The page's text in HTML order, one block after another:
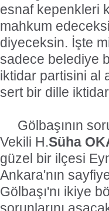
esnaf kepenkleri
mahkum
diyeceksin. İşte
sadece belediye
iktidar partisini al
sert bir dille
Gölbaşının
Vekili H.Süha
güzel bir ilçesi
Ankara'nın
Gölbaşı'nı ikiye